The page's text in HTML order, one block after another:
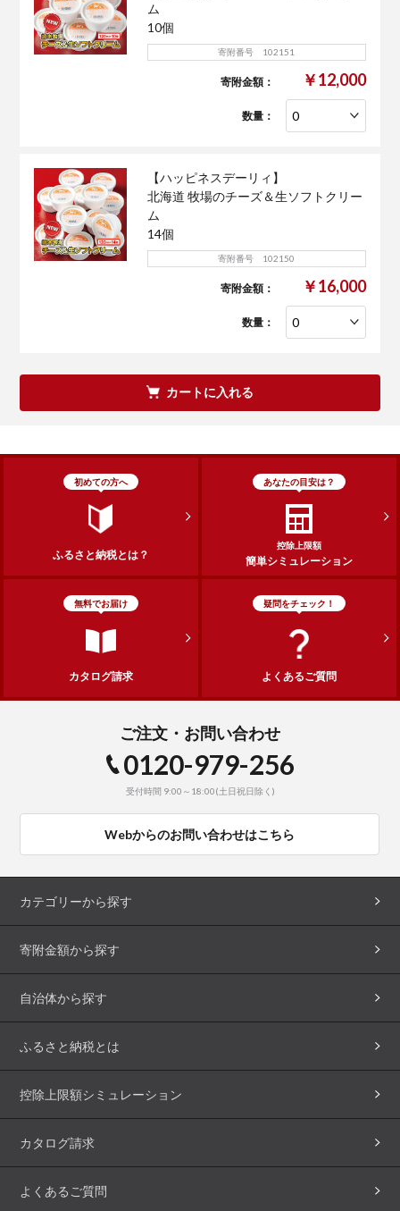
ム
10個
寄附番号 102151
寄附金額： ￥12,000
数量：
【ハッピネスデーリィ】
北海道 牧場のチーズ＆生ソフトクリー
ム
14個
寄附番号 102150
寄附金額： ￥16,000
数量：
カートに入れる
初めての方へ
ふるさと納税とは？
あなたの目安は？
控除上限額
簡単シミュレーション
無料でお届け
カタログ請求
疑問をチェック！
よくあるご質問
ご注文・お問い合わせ
0120-979-256
受付時間 9:00～18:00(土日祝日除く)
Webからのお問い合わせはこちら
カテゴリーから探す
寄附金額から探す
自治体から探す
ふるさと納税とは
控除上限額シミュレーション
カタログ請求
よくあるご質問